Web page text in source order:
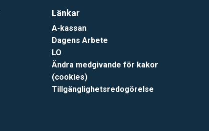
Länkar
A-kassan
Dagens Arbete
LO
Ändra medgivande för kakor
(cookies)
Tillgänglighetsredogörelse